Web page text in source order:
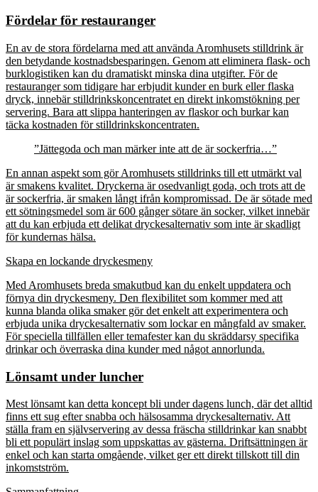
Fördelar för restauranger
En av de stora fördelarna med att använda Aromhusets stilldrink är
den betydande kostnadsbesparingen. Genom att eliminera flask- och
burklogistiken kan du dramatiskt minska dina utgifter. För de
restauranger som tidigare har erbjudit kunder en burk eller flaska
dryck, innebär stilldrinkskoncentratet en direkt inkomstökning per
servering. Bara att slippa hanteringen av flaskor och burkar kan
täcka kostnaden för stilldrinkskoncentraten.
”Jättegoda och man märker inte att de är sockerfria…”
En annan aspekt som gör Aromhusets stilldrinks till ett utmärkt val
är smakens kvalitet. Dryckerna är osedvanligt goda, och trots att de
är sockerfria, är smaken långt ifrån kompromissad. De är sötade med
ett sötningsmedel som är 600 gånger sötare än socker, vilket innebär
att du kan erbjuda ett delikat dryckesalternativ som inte är skadligt
för kundernas hälsa.
Skapa en lockande dryckesmeny
Med Aromhusets breda smakutbud kan du enkelt uppdatera och
förnya din dryckesmeny. Den flexibilitet som kommer med att
kunna blanda olika smaker gör det enkelt att experimentera och
erbjuda unika dryckesalternativ som lockar en mångfald av smaker.
För speciella tillfällen eller temafester kan du skräddarsy specifika
drinkar och överraska dina kunder med något annorlunda.
Lönsamt under luncher
Mest lönsamt kan detta koncept bli under dagens lunch, där det alltid
finns ett sug efter snabba och hälsosamma dryckesalternativ. Att
ställa fram en självservering av dessa fräscha stilldrinkar kan snabbt
bli ett populärt inslag som uppskattas av gästerna. Driftsättningen är
enkel och kan starta omgående, vilket ger ett direkt tillskott till din
inkomstström.